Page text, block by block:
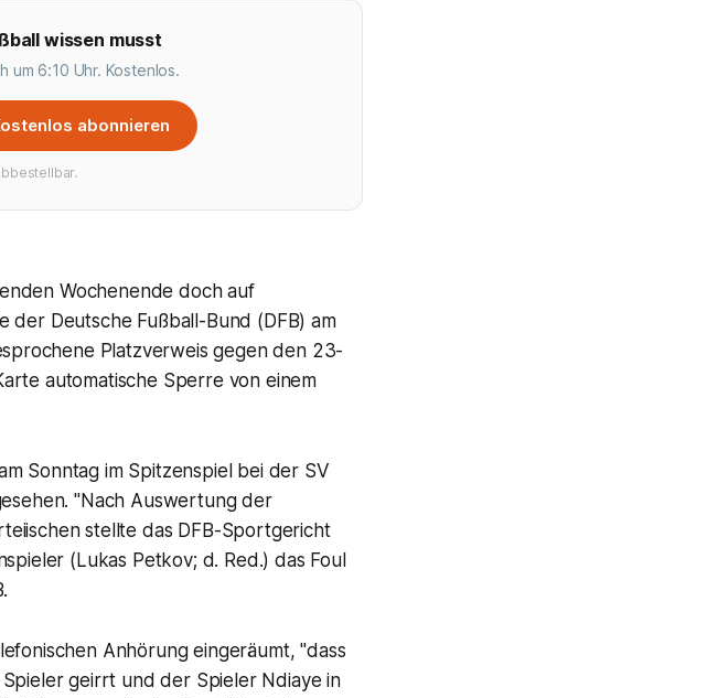
wissen musst
um 6:10 Uhr. Kostenlos.
abonnieren
Wochenende doch auf
der Deutsche Fußball-Bund (DFB) am
Platzverweis gegen den 23-
automatische Sperre von einem
Sonntag im Spitzenspiel bei der SV
"Nach Auswertung der
stellte das DFB-Sportgericht
(Lukas Petkov; d. Red.) das Foul
Anhörung eingeräumt, "dass
geirrt und der Spieler Ndiaye in